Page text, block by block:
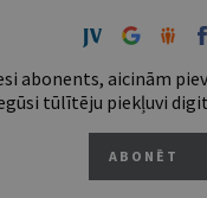
abonents, aicinām
tūlītēju piekļuvi
ABONĒT